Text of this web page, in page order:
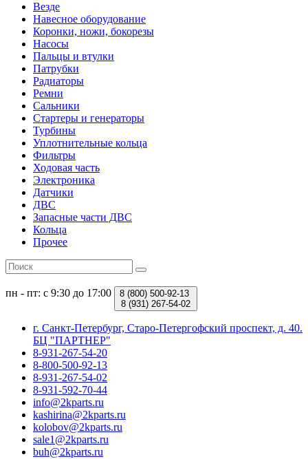
Везде
Навесное оборудование
Коронки, ножи, бокорезы
Насосы
Пальцы и втулки
Патрубки
Радиаторы
Ремни
Сальники
Стартеры и генераторы
Турбины
Уплотнительные кольца
Фильтры
Ходовая часть
Электроника
Датчики
ДВС
Запасные части ДВС
Кольца
Прочее
пн - пт: с 9:30 до 17:00 8 (800) 500-92-13
8 (931) 267-54-02
г. Санкт-Петербург, Старо-Петергофский проспект, д. 40.
БЦ "ПАРТНЕР"
8-931-267-54-20
8-800-500-92-13
8-931-267-54-02
8-931-592-70-44
info@2kparts.ru
kashirina@2kparts.ru
kolobov@2kparts.ru
sale1@2kparts.ru
buh@2kparts.ru